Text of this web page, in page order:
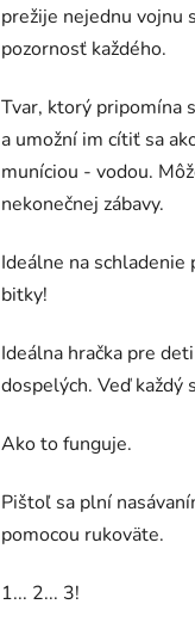
prežije nejednu vojnu
pozornosť každého.
Tvar, ktorý pripomína
a umožní im cítiť sa
muníciou - vodou.
nekonečnej zábavy.
Ideálne na schladenie
bitky!
Ideálna hračka pre
dospelých. Veď každý
Ako to funguje.
Pištoľ sa plní
pomocou rukoväte.
1... 2... 3!